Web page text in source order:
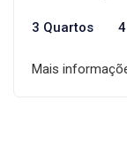
3 Quartos
Mais